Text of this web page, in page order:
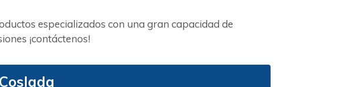
especializados con una gran capacidad de
¡contáctenos!